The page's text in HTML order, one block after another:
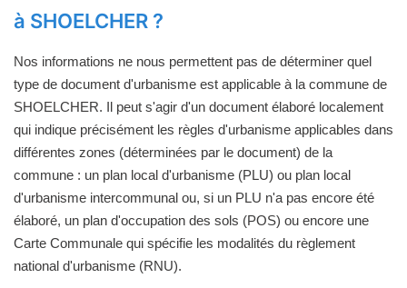
à SHOELCHER ?
Nos informations ne nous permettent pas de déterminer quel
type de document d'urbanisme est applicable à la commune de
SHOELCHER. Il peut s'agir d'un document élaboré localement
qui indique précisément les règles d'urbanisme applicables dans
différentes zones (déterminées par le document) de la
commune : un plan local d'urbanisme (PLU) ou plan local
d'urbanisme intercommunal ou, si un PLU n'a pas encore été
élaboré, un plan d'occupation des sols (POS) ou encore une
Carte Communale qui spécifie les modalités du règlement
national d'urbanisme (RNU).